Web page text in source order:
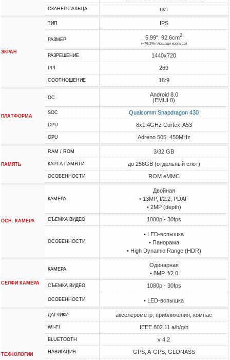
СКАНЕР ПАЛЬЦА нет
ЭКРАН
ТИП IPS
РАЗМЕР 5.99", 92.6cm2
(~76.3% площади корпуса)
РАЗРЕШЕНИЕ 1440x720
PPI 269
СООТНОШЕНИЕ 18:9
ПЛАТФОРМА
ОС
Android 8.0
(EMUI 8)
SOC Qualcomm Snapdragon 430
CPU 8x1.4GHz Cortex-A53
GPU Adreno 505, 450MHz
ПАМЯТЬ
RAM / ROM 3/32 GB
КАРТА ПАМЯТИ до 256GB (отдельный слот)
ОСОБЕННОСТИ ROM eMMC
ОСН. КАМЕРА
КАМЕРА
Двойная
• 13MP, f/2.2, PDAF
• 2MP (depth)
СЪЕМКА ВИДЕО 1080p - 30fps
ОСОБЕННОСТИ
• LED-вспышка
• Панорама
• High Dynamic Range (HDR)
СЕЛФИ КАМЕРА
КАМЕРА
Одинарная
• 8MP, f/2.0
СЪЕМКА ВИДЕО 1080p - 30fps
ОСОБЕННОСТИ • LED-вспышка
ТЕХНОЛОГИИ
ДАТЧИКИ акселерометр, приближения, компас
WI-FI IEEE 802.11 a/b/g/n
BLUETOOTH v 4.2
НАВИГАЦИЯ GPS, A-GPS, GLONASS